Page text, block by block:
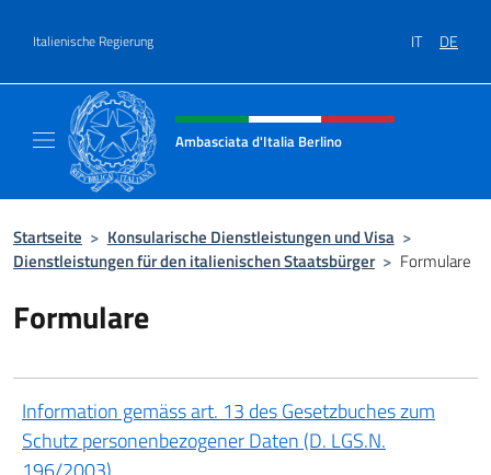
Italienische Regierung IT DE
Header-Site, Social und Menü
Ambasciata d'Italia Berlino
Startseite > Konsularische Dienstleistungen und Visa >
Dienstleistungen für den italienischen Staatsbürger > Formulare
Formulare
Information gemäss art. 13 des Gesetzbuches zum
Schutz personenbezogener Daten (D. LGS.N.